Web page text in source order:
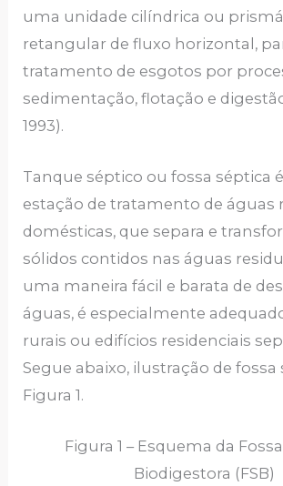
uma unidade cilíndrica ou
retangular de fluxo horizontal,
tratamento de esgotos por
sedimentação, flotação e
1993).
Tanque séptico ou fossa séptica
estação de tratamento de águas
domésticas, que separa e
sólidos contidos nas águas
uma maneira fácil e barata de
águas, é especialmente
rurais ou edifícios residenciais
Segue abaixo, ilustração de fossa
Figura 1.
Figura 1 – Esquema da
Biodigestora (FSB)